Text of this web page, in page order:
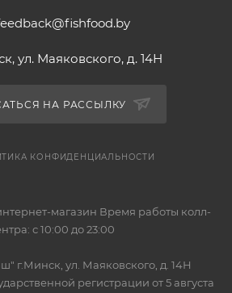
ул. Маяковского, д. 14Н
НА РАССЫЛКУ
КОНФИДЕНЦИАЛЬНОСТИ
магазин Время работы колл-
с 10:00 до 23:00
г.Минск, ул. Маяковского, д. 14Н
регистрации от 5 августа